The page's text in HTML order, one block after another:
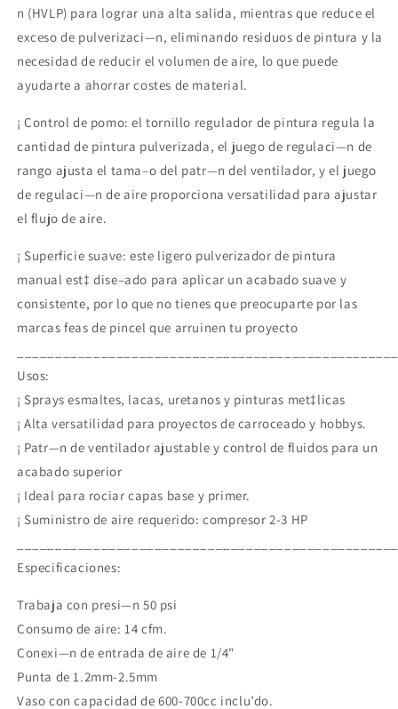
n (HVLP) para lograr una alta salida, mientras que reduce el
exceso de pulverizaci—n, eliminando residuos de pintura y la
necesidad de reducir el volumen de aire, lo que puede
ayudarte a ahorrar costes de material.
¡ Control de pomo: el tornillo regulador de pintura regula la
cantidad de pintura pulverizada, el juego de regulaci—n de
rango ajusta el tama–o del patr—n del ventilador, y el juego
de regulaci—n de aire proporciona versatilidad para ajustar
el flujo de aire.
¡ Superficie suave: este ligero pulverizador de pintura
manual est‡ dise–ado para aplicar un acabado suave y
consistente, por lo que no tienes que preocuparte por las
marcas feas de pincel que arruinen tu proyecto
Usos:
¡ Sprays esmaltes, lacas, uretanos y pinturas met‡licas
¡ Alta versatilidad para proyectos de carroceado y hobbys.
¡ Patr—n de ventilador ajustable y control de fluidos para un
acabado superior
¡ Ideal para rociar capas base y primer.
¡ Suministro de aire requerido: compresor 2-3 HP
Especificaciones:
Trabaja con presi—n 50 psi
Consumo de aire: 14 cfm.
Conexi—n de entrada de aire de 1/4"
Punta de 1.2mm-2.5mm
Vaso con capacidad de 600-700cc inclu’do.
Crédito sujeto a aprobación.
¿Tienes dudas? Consulta nuestra